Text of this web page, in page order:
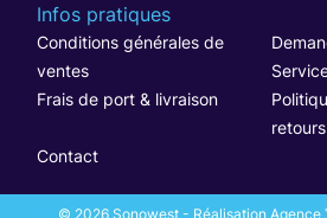
Infos pratiques
Conditions générales de
ventes
Frais de port & livraison
retours
Contact
© 2026 Sonowest - Réalisation Agence